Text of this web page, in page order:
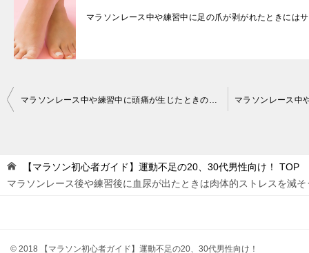
マラソンレース中や練習中に足の爪が剥がれたときには
投
ビ
ゲ
【マラソン初心者ガイド】運動不足の20、30代男性向け！
TOP
マラソンレース後や練習後に血尿が出たときは肉体的ストレスを減そ
© 2018 【マラソン初心者ガイド】運動不足の20、30代男性向け！